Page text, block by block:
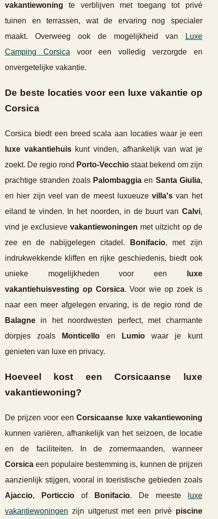
vakantiewoning te verblijven met toegang tot privé
tuinen en terrassen, wat de ervaring nog specialer
maakt. Overweeg ook de mogelijkheid van
Luxe
Camping Corsicavoor een volledig verzorgde en
onvergetelijke vakantie.
De beste locaties voor een luxe vakantie op
Corsica
Corsica biedt een breed scala aan locaties waar je een
luxe vakantiehuiskunt vinden, afhankelijk van wat je
zoekt. De regio rond Porto-Vecchio staat bekend om zijn
prachtige stranden zoals Palombaggia en Santa Giulia,
en hier zijn veel van de meest luxueuzevilla's van het
eiland te vinden. In het noorden, in de buurt van Calvi,
vind je exclusievevakantiewoningen met uitzicht op de
zee en de nabijgelegen citadel.
Bonifacio, met zijn
indrukwekkende kliffen en rijke geschiedenis, biedt ook
unieke mogelijkheden voor een
luxe
vakantiehuisvesting op Corsica. Voor wie op zoek is
naar een meer afgelegen ervaring, is de regio rond de
Balagne in het noordwesten perfect, met charmante
dorpjes zoals
Monticello en Lumiowaar je kunt
genieten van luxe en privacy.
Hoeveel kost een Corsicaanse luxe
vakantiewoning?
De prijzen voor eenCorsicaanse luxe vakantiewoning
kunnen variëren, afhankelijk van het seizoen, de locatie
en de faciliteiten. In de zomermaanden, wanneer
Corsica een populaire bestemming is, kunnen de prijzen
aanzienlijk stijgen, vooral in toeristische gebieden zoals
Ajaccio, Porticcioof Bonifacio. De meeste
luxe
vakantiewoningen zijn uitgerust met een privé piscine